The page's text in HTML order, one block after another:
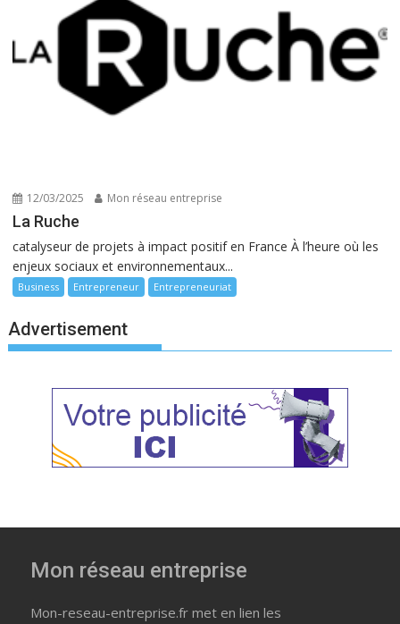
12/03/2025 Mon réseau entreprise
La Ruche
catalyseur de projets à impact positif en France À l’heure où les
enjeux sociaux et environnementaux...
Business Entrepreneur Entrepreneuriat
Advertisement
Mon réseau entreprise
Mon-reseau-entreprise.fr met en lien les